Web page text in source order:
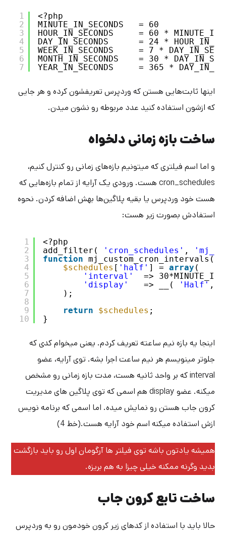
1
2
3
4
5
6
7
<?php
MINUTE_IN_SECONDS   = 60
HOUR_IN_SECONDS     = 60 *
DAY_IN_SECONDS      = 24 *
WEEK_IN_SECONDS     = 7 *
MONTH_IN_SECONDS    = 30 *
YEAR_IN_SECONDS     = 365 *
اینها ثابت‌هایی هستن که وردپرس تعریفشون کرده و هر جایی
که ازشون استفاده کنید عدد مربوطه رو نشون میدن.
ساخت بازه زمانی دلخواه
و اما اسم فیلتری که میتونیم بازه‌های زمانی رو کنترل کنیم،
cron_schedules هست. ورودی‌ یک آرایه از تمام بازه‌هایی که
هست خود وردپرس یا بقیه پلاگین‌ها بهش اضافه کردن. نحوه
استفادش بصورت زیر هست:
1
2
3
4
5
6
7
8
9
10
<?php
add_filter(
'cron_schedules' ,
function
mj_custom_cron_intervals(
$schedules [ 'half' ] = array (
'interval'
=>
'display'
=> __( 'Half' ,
);
return
$schedules ;
}
اینجا یه بازه نیم ساعته تعریف کردم. یعنی میخوام کدی که
جلوتر مینویسم هر نیم ساعت اجرا بشه. توی آرایه، عضو
interval که بر واحد ثانیه هست، مدت بازه زمانی رو مشخص
میکنه. عضو display هم اسمی که توی پلاگین های مدیریت
کرون جاب هستن رو نمایش میده. اما اسمی که برنامه نویس
ازش استفاده میکنه اسم خود آرایه هست.(خط 4)
همیشه یادتون باشه توی فیلتر ها آرگومان اول رو باید بازگشت
بدید وگرنه ممکنه خیلی چیزا به هم بریزه.
ساخت تابع کرون جاب
حالا باید با استفاده از کدهای زیر کرون خودمون رو به وردپرس